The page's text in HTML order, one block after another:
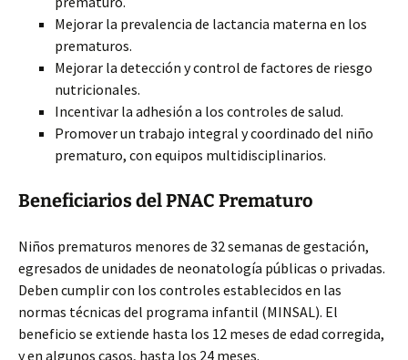
Mejorar la prevalencia de lactancia materna en los
prematuros.
Mejorar la detección y control de factores de riesgo
nutricionales.
Incentivar la adhesión a los controles de salud.
Promover un trabajo integral y coordinado del niño
prematuro, con equipos multidisciplinarios.
Beneficiarios del PNAC Prematuro
Niños prematuros menores de 32 semanas de gestación,
egresados de unidades de neonatología públicas o privadas.
Deben cumplir con los controles establecidos en las
normas técnicas del programa infantil (MINSAL). El
beneficio se extiende hasta los 12 meses de edad corregida,
y en algunos casos, hasta los 24 meses.